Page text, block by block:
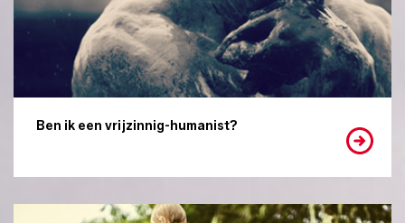
Ben ik een vrijzinnig-humanist?